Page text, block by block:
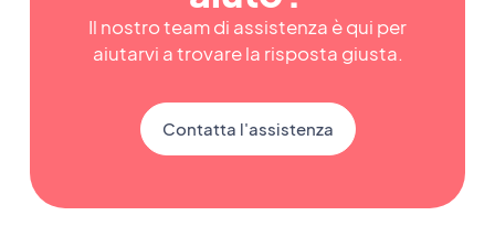
Il nostro team di assistenza è qui per
aiutarvi a trovare la risposta giusta.
Contatta l'assistenza